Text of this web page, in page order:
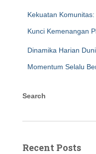
Kekuatan
Kunci Kemenangan
Dinamika Harian
Momentum Selalu
Search
Recent Posts